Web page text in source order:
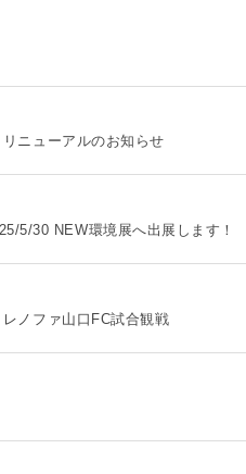
ニューアルのお知らせ
5/30 NEW環境展へ出展します！
ノファ山口FC試合観戦